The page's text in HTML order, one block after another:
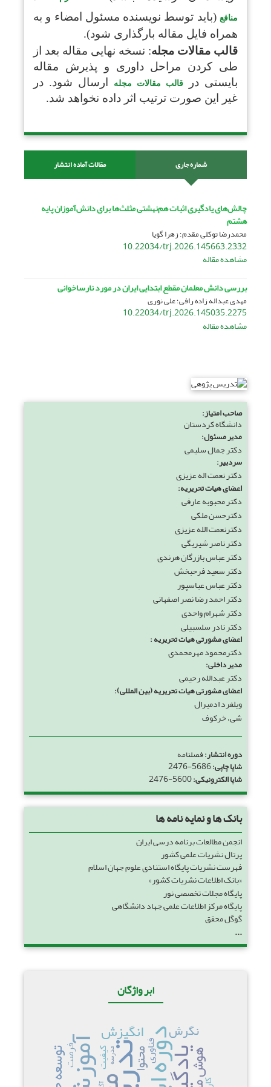
منافع (باید توسط نویسنده مسئول امضاء و به
همراه فایل مقاله بارگذاری شود).
قالب مقالات مجله: نسخه نهایی مقاله بعد از
طی کردن مراحل داوری و پذیرش مقاله
بایستی در
قالب مقالات مجله
ارسال شود. در
غیر این صورت ترتیب اثر داده نخواهد شد.
شماره جاری مقالات آماده انتشار
چالش‌های‌ یادگیری اثبات هم‌نهشتی مثلث‌ها برای دانش‌آموزان پایه
هشتم
محمدرضا توکلی مقدم؛ زهرا گویا
10.22034/trj.2026.145663.2332
مشاهده مقاله
بررسی دانش معلمان مقطع ابتدایی ایران در مورد نارساخوانی
مهدی عبداله زاده رافی؛ علی نوری
10.22034/trj.2026.145035.2275
مشاهده مقاله
صاحب امتیاز:
دانشگاه کردستان
مدیر مسئول:
دکتر جمال سلیمی
سردبیر:
دکتر نعمت اله عزیزی
اعضای هیات تحریریه:
دکتر محبوبه عارفی
دکترحسن ملکی
دکترنعمت الله عزیزی
دکتر ناصر شیربگی
دکتر عباس بازرگان هرندی
دکتر سعید فرحبخش
دکتر عباس عباسپور
دکتر احمد رضا نصر اصفهانی
دکتر شهرام واحدی
دکتر نادر سلسبیلی
اعضای مشورتی هیات تحریریه :
دکترمحمود مهرمحمدی
مدیر داخلی:
دکتر عبدالله رحیمی
اعضای مشورتی هیات تحریریه (بین المللی):
ویلفرد ادمیرال
شی، خرکوف
دوره انتشار:فصلنامه
شاپا چاپی:2476-5686
شاپا الکترونیکی:2476-5600
بانک ها و نمایه نامه ها
انجمن مطالعات برنامه درسی ایران
پرتال نشریات علمی کشور
فهرست نشریات پایگاه استنادی علوم جهان اسلام
«بانک اطلاعات نشریات کشور»
پایگاه مجلات تخصصی نور
پایگاه مرکز اطلاعات علمی جهاد دانشگاهی
گوگل محقق
...
ابر واژگان
آموزش
انگیزش
محتوا
نگرش
فناوری کیفیت فرصت مدرسه